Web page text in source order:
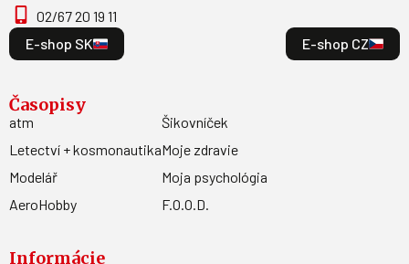
02/67 20 19 11
E-shop SK
E-shop CZ
Časopisy
atm
Letectví + kosmonautika
Modelář
AeroHobby
Šikovníček
Moje zdravie
Moja psychológia
F.O.O.D.
Informácie